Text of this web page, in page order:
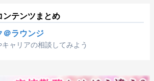
ンテンツまとめ
＠ラウンジ
ャリアの相談してみよう